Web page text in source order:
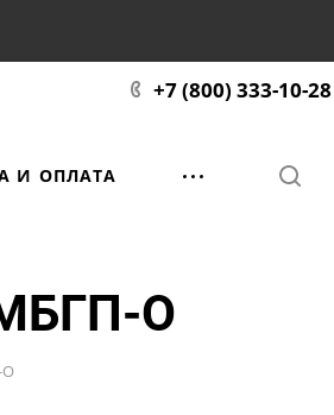
+7 (800) 333-10-28
И ОПЛАТА
О
О